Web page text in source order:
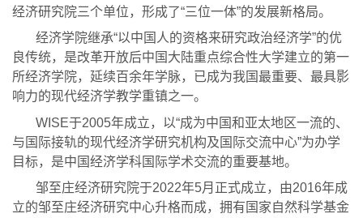
经济研究院三个单位，形成了“三位一体”的发展新格局。
经济学院继承“以中国人的资格来研究政治经济学”的优
良传统，是改革开放后中国大陆重点综合性大学建立的第一
所经济学院，延续百余年学脉，已成为我国最重要、最具影
响力的现代经济学教学重镇之一。
WISE于2005年成立，以“成为中国和亚太地区一流的、
与国际接轨的现代经济学研究机构及国际交流中心”为办学
目标，是中国经济学科国际学术交流的重要基地。
邹至庄经济研究院于2022年5月正式成立，由2016年成
立的邹至庄经济研究中心升格而成，拥有国家自然科学基金